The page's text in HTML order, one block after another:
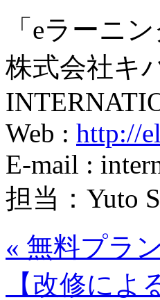
「eラーニ
株式会社キ
Web : http://
E-mail :
担当：Yuto
« 無料プラ
【改修に